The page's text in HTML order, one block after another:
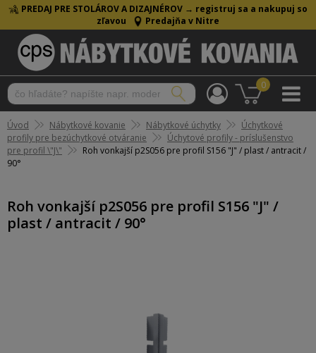
PREDAJ PRE STOLÁROV A DIZAJNÉROV → registruj sa a nakupuj so
zľavou
Predajňa v Nitre
0
Úvod Nábytkové kovanie Nábytkové úchytky
Úchytkové
profily pre bezúchytkové otváranie
Úchytové profily - príslušenstvo
pre profil \"J\"
Roh vonkajší p2S056 pre profil S156 "J" / plast / antracit /
90°
Roh vonkajší p2S056 pre profil S156 "J" /
plast / antracit / 90°